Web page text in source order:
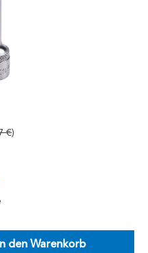
€)
den Warenkorb